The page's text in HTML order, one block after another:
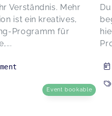
Verständnis. Mehr
ist ein kreatives,
Programm für
Event bookable